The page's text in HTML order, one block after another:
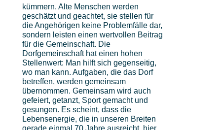
kümmern. Alte Menschen werden
geschätzt und geachtet, sie stellen für
die Angehörigen keine Problemfälle dar,
sondern leisten einen wertvollen Beitrag
für die Gemeinschaft. Die
Dorfgemeinschaft hat einen hohen
Stellenwert: Man hilft sich gegenseitig,
wo man kann. Aufgaben, die das Dorf
betreffen, werden gemeinsam
übernommen. Gemeinsam wird auch
gefeiert, getanzt, Sport gemacht und
gesungen. Es scheint, dass die
Lebensenergie, die in unseren Breiten
gerade einmal 70 Jahre ausreicht, hier